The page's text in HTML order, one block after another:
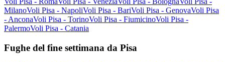
MilanoVoli Pisa - NapoliVoli Pisa - BariVoli Pisa - GenovaVoli Pisa
- AnconaVoli Pisa - TorinoVoli Pisa - FiumicinoVoli Pisa -
PalermoVoli Pisa - Catania
Fughe del fine settimana da Pisa